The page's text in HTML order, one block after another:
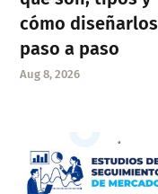
cómo diseñarlos
paso a paso
Aug 8, 2026